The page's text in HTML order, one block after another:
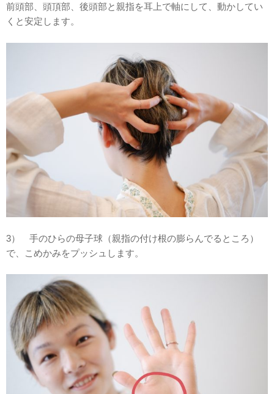
前頭部、頭頂部、後頭部と親指を耳上で軸にして、動かしてい
くと安定します。
3） 手のひらの母子球（親指の付け根の膨らんでるところ）
で、こめかみをプッシュします。